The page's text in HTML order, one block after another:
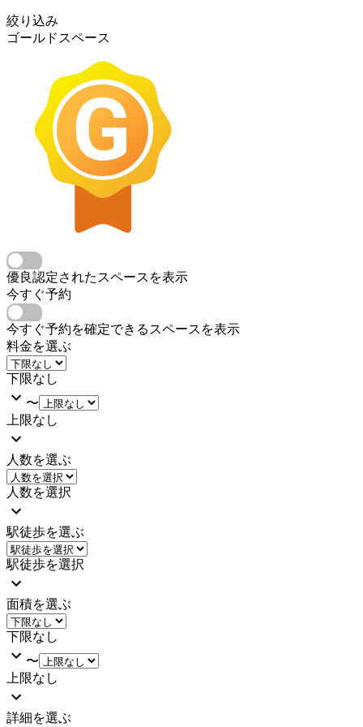
絞り込み
ゴールドスペース
優良認定されたスペースを表示
今すぐ予約
今すぐ予約を確定できるスペースを表示
料金を選ぶ
下限なし
〜
上限なし
人数を選ぶ
人数を選択
駅徒歩を選ぶ
駅徒歩を選択
面積を選ぶ
下限なし
〜
上限なし
詳細を選ぶ